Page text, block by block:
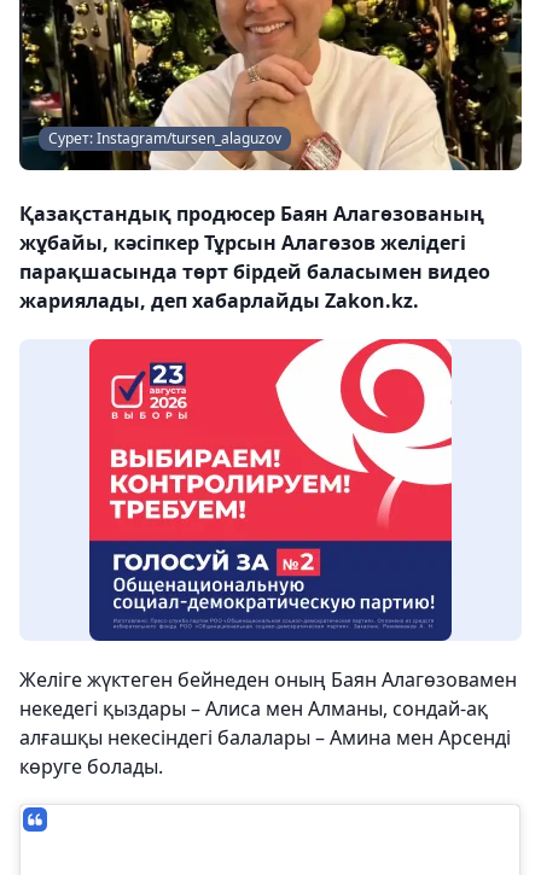
Сурет: Instagram/tursen_alaguzov
Қазақстандық продюсер Баян Алагөзованың
жұбайы, кәсіпкер Тұрсын Алагөзов желідегі
парақшасында төрт бірдей баласымен видео
жариялады, деп хабарлайды Zakon.kz.
Желіге жүктеген бейнеден оның Баян Алагөзовамен
некедегі қыздары – Алиса мен Алманы, сондай-ақ
алғашқы некесіндегі балалары – Амина мен Арсенді
көруге болады.